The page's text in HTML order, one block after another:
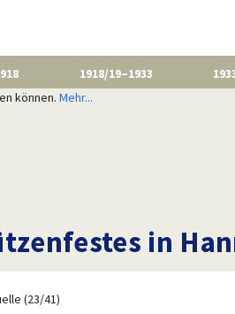
1918/19–1933
können. Mehr...
in
(23/41)